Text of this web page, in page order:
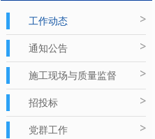
工作动态
通知公告
施工现场与质量监督
招投标
党群工作